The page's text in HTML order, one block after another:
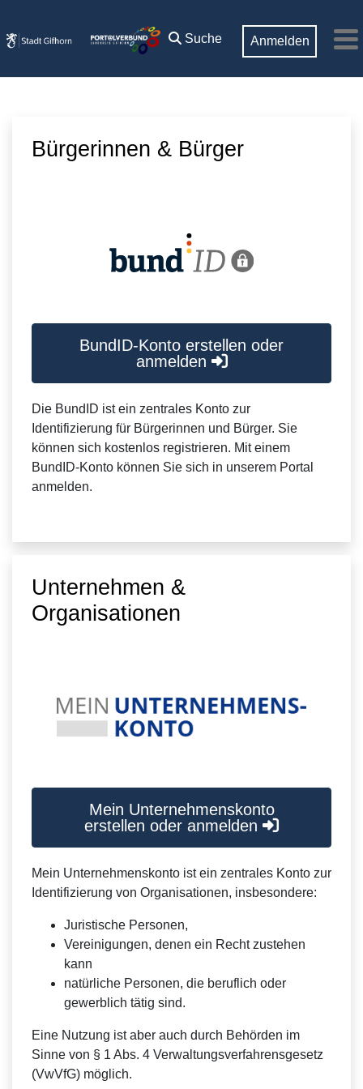
Suche
Anmelden
Bürgerinnen & Bürger
BundID-Konto erstellen oder
anmelden
Die BundID ist ein zentrales Konto zur
Identifizierung für Bürgerinnen und Bürger. Sie
können sich kostenlos registrieren. Mit einem
BundID-Konto können Sie sich in unserem Portal
anmelden.
Unternehmen &
Organisationen
Mein Unternehmenskonto
erstellen oder anmelden
Mein Unternehmenskonto ist ein zentrales Konto zur
Identifizierung von Organisationen, insbesondere:
Juristische Personen,
Vereinigungen, denen ein Recht zustehen
kann
natürliche Personen, die beruflich oder
gewerblich tätig sind.
Eine Nutzung ist aber auch durch Behörden im
Sinne von § 1 Abs. 4 Verwaltungsverfahrensgesetz
(VwVfG) möglich.